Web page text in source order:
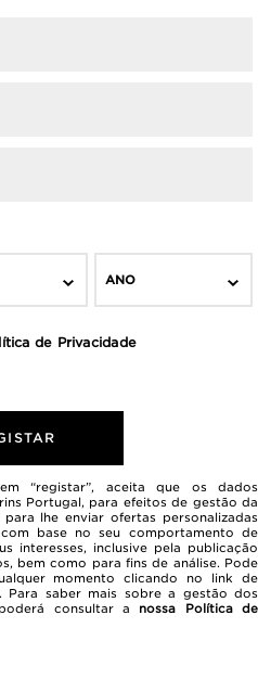
ANO
de Privacidade
“registar”, aceita que os dados
Portugal, para efeitos de gestão da
lhe enviar ofertas personalizadas
base no seu comportamento de
interesses, inclusive pela publicação
bem como para fins de análise. Pode
momento clicando no link de
Para saber mais sobre a gestão dos
consultar a nossa Política de